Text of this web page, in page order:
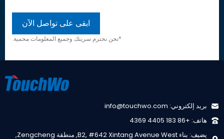
*نحن نحترم سريتك وجميع المعلومات محمية.
بريد إلكتروني: info@touchwo.com
هاتف: +86 183 4405 4369
يضيف: بناء B2, #642 Xintang Avenue West, منطقة Zengcheng,